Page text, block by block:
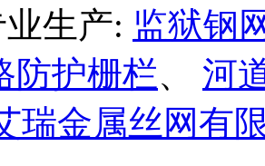
生产: 监狱钢
防护栅栏、 河